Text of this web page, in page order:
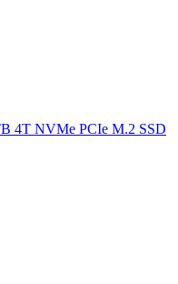
4T NVMe PCIe M.2 SSD